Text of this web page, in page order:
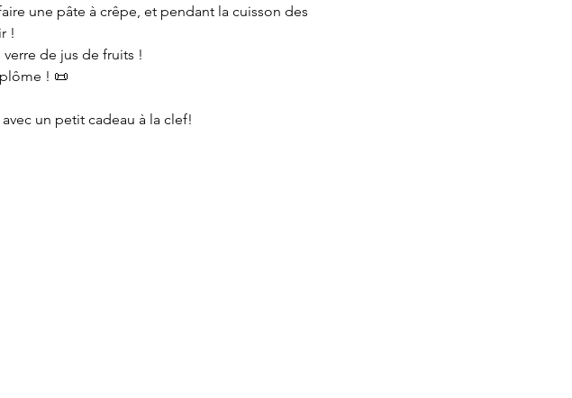
une pâte à crêpe, et pendant la cuisson des
!
de jus de fruits !
! 📜
un petit cadeau à la clef!